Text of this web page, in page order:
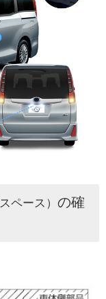
ペース） の確